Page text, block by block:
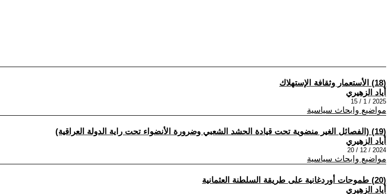
(18) الأستعمار وثقافة الإستهلاك
أياد الزهيري
2025 / 1 / 15
مواضيع وابحاث سياسية
(19) (الفصائل الغير منضوية تحت قيادة الحشد الشعبي وضرورة الأنضواء تحت راية الدولة العراقية)
أياد الزهيري
2024 / 12 / 20
مواضيع وابحاث سياسية
(20) طموحات أوردغانية على طريقة السلطنة العثمانية
أياد الزهيري